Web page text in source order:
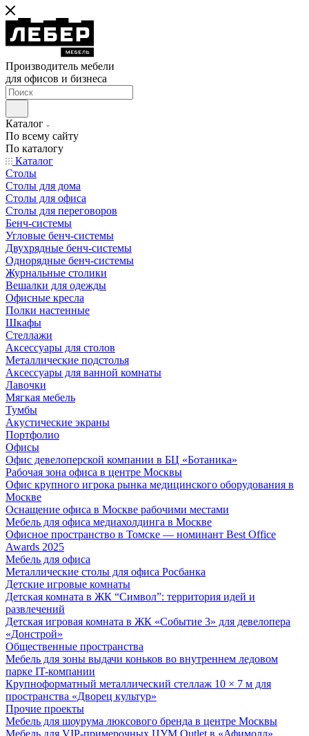
Производитель мебели
для офисов и бизнеса
Каталог
По всему сайту
По каталогу
Каталог
Столы
Столы для дома
Столы для офиса
Столы для переговоров
Бенч-системы
Угловые бенч-системы
Двухрядные бенч-системы
Однорядные бенч-системы
Журнальные столики
Вешалки для одежды
Офисные кресла
Полки настенные
Шкафы
Стеллажи
Аксессуары для столов
Металлические подстолья
Аксессуары для ванной комнаты
Лавочки
Мягкая мебель
Тумбы
Акустические экраны
Портфолио
Офисы
Офис девелоперской компании в БЦ «Ботаника»
Рабочая зона офиса в центре Москвы
Офис крупного игрока рынка медицинского оборудования в
Москве
Оснащение офиса в Москве рабочими местами
Мебель для офиса медиахолдинга в Москве
Офисное пространство в Томске — номинант Best Office
Awards 2025
Мебель для офиса
Металлические столы для офиса Росбанка
Детские игровые комнаты
Детская комната в ЖК “Символ”: территория идей и
развлечений
Детская игровая комната в ЖК «Событие 3» для девелопера
«Донстрой»
Общественные пространства
Мебель для зоны выдачи коньков во внутреннем ледовом
парке IT-компании
Крупноформатный металлический стеллаж 10 × 7 м для
пространства «Дворец культур»
Прочие проекты
Мебель для шоурума люксового бренда в центре Москвы
Мебель для VIP-примерочных ЦУМ Outlet в «Афимолл»